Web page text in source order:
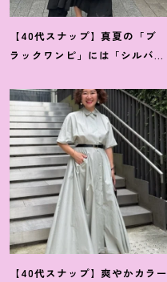
【40代スナップ】真夏の「ブ
ラックワンピ」には「シルバー
果林さん
【40代スナップ】爽やかカラー